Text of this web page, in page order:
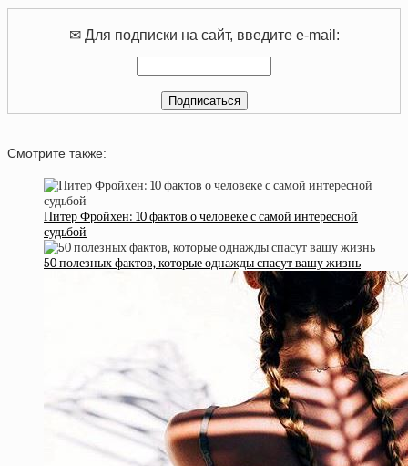
✉ Для подписки на сайт, введите e-mail:
Смотрите также:
Питер Фройхен: 10 фактов о человеке с самой интересной
судьбой
50 полезных фактов, которые однажды спасут вашу жизнь